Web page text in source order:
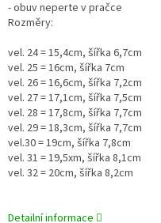
- obuv neperte v pračce
Rozměry:
vel. 24 = 15,4cm, šířka 6,7cm
vel. 25 = 16cm, šířka 7cm
vel. 26 = 16,6cm, šířka 7,2cm
vel. 27 = 17,1cm, šířka 7,5cm
vel. 28 = 17,8cm, šířka 7,7cm
vel. 29 = 18,3cm, šířka 7,7cm
vel.30 = 19cm, šířka 7,8cm
vel. 31 = 19,5xm, šířka 8,1cm
vel. 32 = 20cm, šířka 8,2cm
Detailní informace